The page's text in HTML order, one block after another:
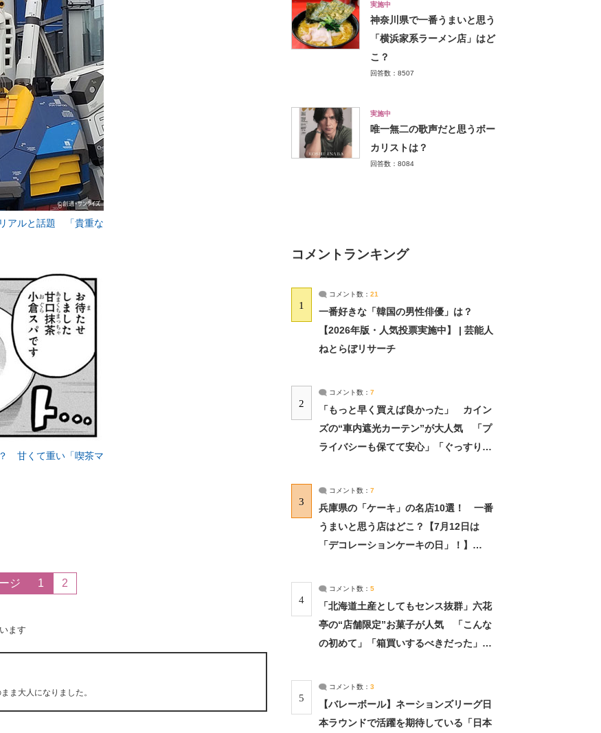
アルと話題 「貴重な
甘くて重い「喫茶マ
ジ 1 2
ます
ま大人になりました。
実施中
神奈川県で一番うまいと思う
「横浜家系ラーメン店」はど
こ？
回答数：8507
実施中
唯一無二の歌声だと思うボー
カリストは？
回答数：8084
コメントランキング
1
コメント数： 21
一番好きな「韓国の男性俳優」は？
【2026年版・人気投票実施中】 | 芸能人
ねとらぼリサーチ
2
コメント数： 7
「もっと早く買えば良かった」 カイン
ズの“車内遮光カーテン”が大人気 「プ
ライバシーも保てて安心」「ぐっすり眠
3
コメント数： 7
兵庫県の「ケーキ」の名店10選！ 一番
うまいと思う店はどこ？【7月12日は
「デコレーションケーキの日」！】
4
コメント数： 5
「北海道土産としてもセンス抜群」六花
亭の“店舗限定”お菓子が人気 「こんな
の初めて」「箱買いするべきだった」
5
コメント数： 3
【バレーボール】ネーションズリーグ日
本ラウンドで活躍を期待している「日本